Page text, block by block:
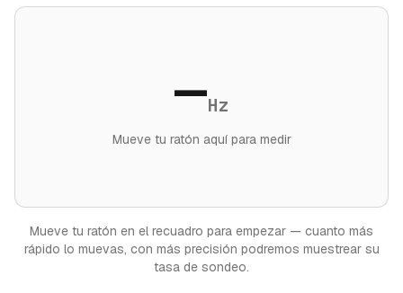
—Hz
Mueve tu ratón aquí para medir
Mueve tu ratón en el recuadro para empezar — cuanto más
rápido lo muevas, con más precisión podremos muestrear su
tasa de sondeo.